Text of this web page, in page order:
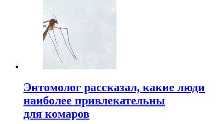
Энтомолог рассказал, какие люди
наиболее привлекательны
для комаров